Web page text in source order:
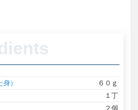
）
６０ｇ
１丁
２個